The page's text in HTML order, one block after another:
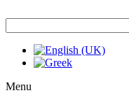
Menu